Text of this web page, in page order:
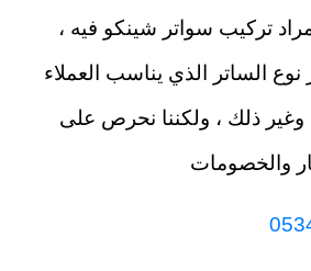
تركيب سواتر شينكو فيه ،
نوع الساتر الذي يناسب العملاء
وغير ذلك ، ولكننا نحرص على
والخصومات